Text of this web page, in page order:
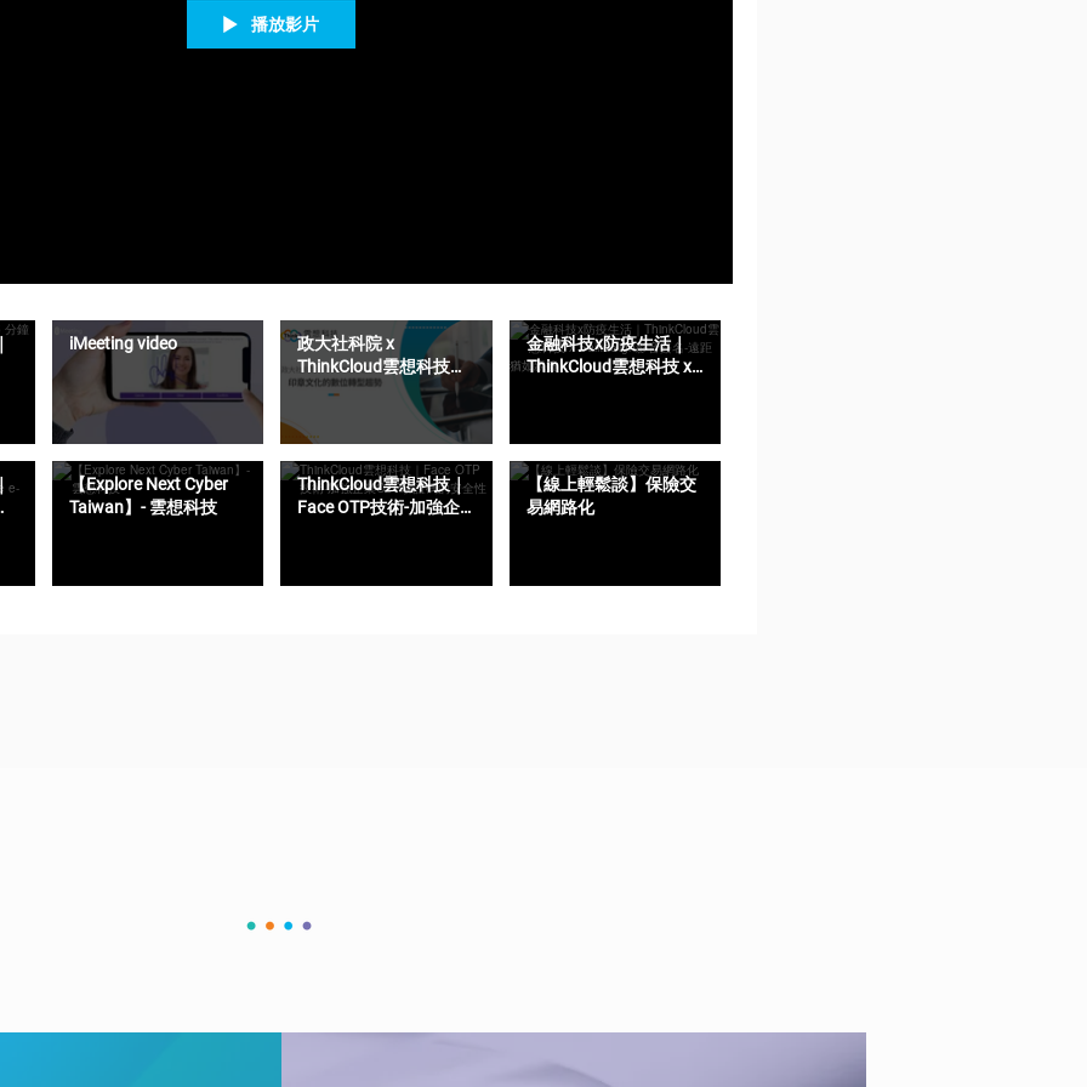
播放影片
iMeeting video
政大社科院 x
ThinkCloud雲想科技｜
印章文化的數位轉型趨
金融科技x防疫生活｜
ThinkCloud雲想科技 x
【Explore Next Cyber
Taiwan】- 雲想科技
ThinkCloud雲想科技｜
Face OTP技術-加強企
【線上輕鬆談】保險交
易網路化